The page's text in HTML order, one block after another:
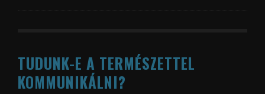
TUDUNK-E A TERMÉSZETTEL
KOMMUNIKÁLNI?